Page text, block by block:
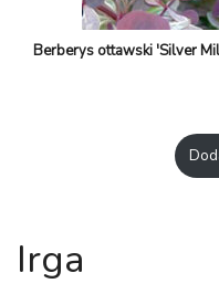
Berberys ottawski 'Silver
Irga